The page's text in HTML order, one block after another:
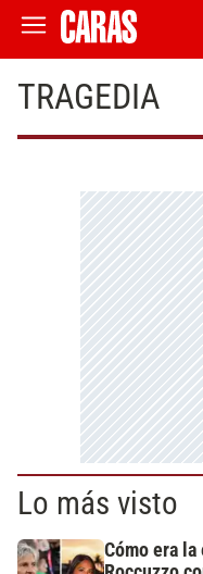
TRAGEDIA
Lo más visto
Cómo era